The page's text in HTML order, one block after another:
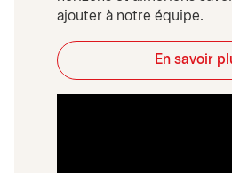
ajouter à notre équipe.
En savoir